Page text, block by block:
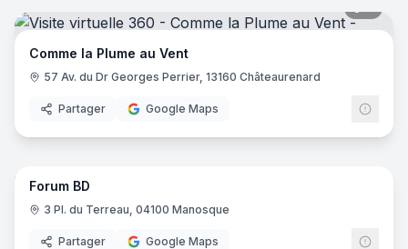
Comme la Plume au Vent
57 Av. du Dr Georges Perrier, 13160 Châteaurenard
Partager Google Maps
14
Forum BD
3 Pl. du Terreau, 04100 Manosque
Partager Google Maps